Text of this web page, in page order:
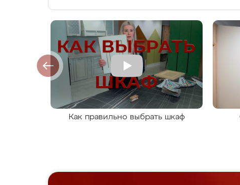
Как правильно выбрать шкаф